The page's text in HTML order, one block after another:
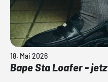
18. Mai 2026
Bape Sta Loafer -